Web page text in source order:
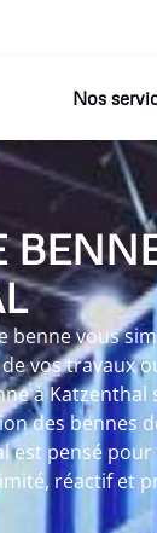
Nos
benne vous
vos travaux
à Katzenthal
des bennes
est pensé
réactif et